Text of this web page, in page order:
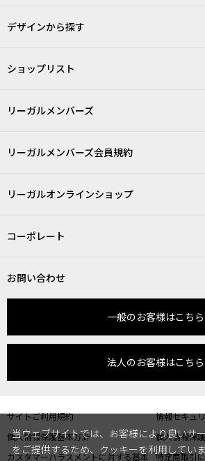
デザインから探す
ショップリスト
リーガルメンバーズ
リーガルメンバーズ会員規約
リーガルオンラインショップ
コーポレート
お問い合わせ
一般のお客様はこちら
法人のお客様はこちら
サイトご利用規約
情報セキュ
個人情報保護基本方針
個人情報保
カスタマーハラスメントに対する基本
特定商取引
当ウェブサイトでは、お客様により良いサ
をご提供するため、クッキーを利用していま